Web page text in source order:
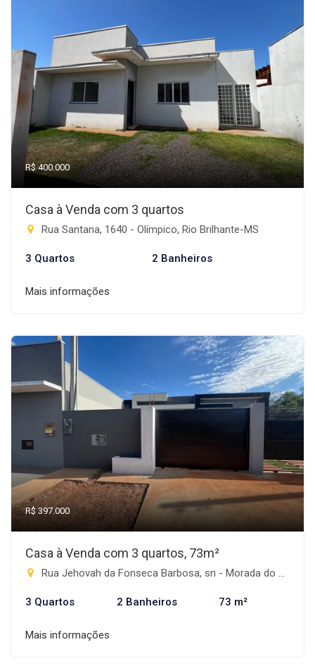
R$ 400.000
Casa à Venda com 3 quartos
Rua Santana, 1640 - Olímpico, Rio Brilhante-MS
3 Quartos 2 Banheiros
Mais informações
R$ 397.000
Casa à Venda com 3 quartos, 73m²
Rua Jehovah da Fonseca Barbosa, sn - Morada do Sol, Rio Brilhante-MS
3 Quartos 2 Banheiros 73 m²
Mais informações